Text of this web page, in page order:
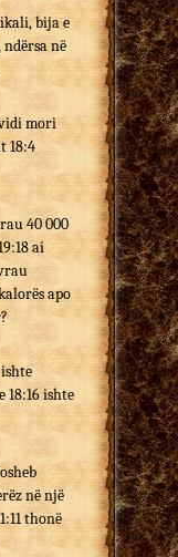
bija e
në
mori
18:4
40 000
ai
apo
18:16 ishte
në një
thonë